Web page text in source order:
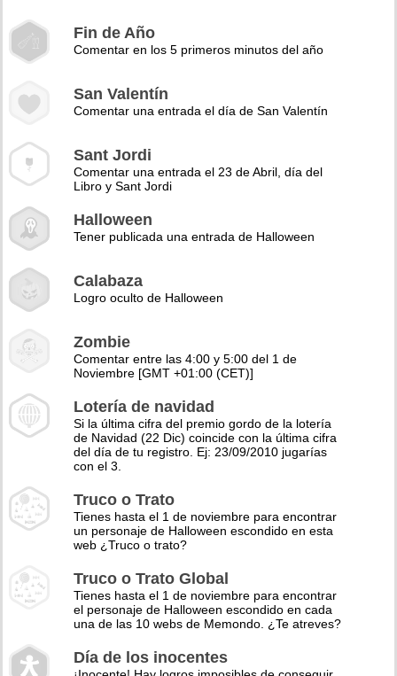
Fin de Año
Comentar en los 5 primeros minutos del año
San Valentín
Comentar una entrada el día de San Valentín
Sant Jordi
Comentar una entrada el 23 de Abril, día del
Libro y Sant Jordi
Halloween
Tener publicada una entrada de Halloween
Calabaza
Logro oculto de Halloween
Zombie
Comentar entre las 4:00 y 5:00 del 1 de
Noviembre [GMT +01:00 (CET)]
Lotería de navidad
Si la última cifra del premio gordo de la lotería
de Navidad (22 Dic) coincide con la última cifra
del día de tu registro. Ej: 23/09/2010 jugarías
con el 3.
Truco o Trato
Tienes hasta el 1 de noviembre para encontrar
un personaje de Halloween escondido en esta
web ¿Truco o trato?
Truco o Trato Global
Tienes hasta el 1 de noviembre para encontrar
el personaje de Halloween escondido en cada
una de las 10 webs de Memondo. ¿Te atreves?
Día de los inocentes